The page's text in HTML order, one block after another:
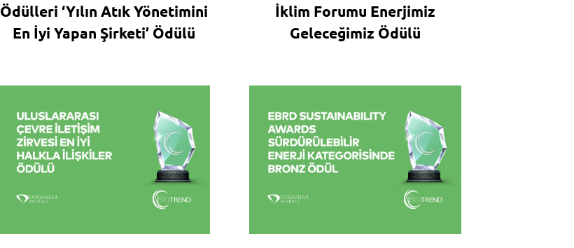
Ödülleri ‘Yılın Atık Yönetimini
En İyi Yapan Şirketi’ Ödülü
İklim Forumu Enerjimiz
Geleceğimiz Ödülü